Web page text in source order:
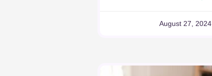
August 27, 2024